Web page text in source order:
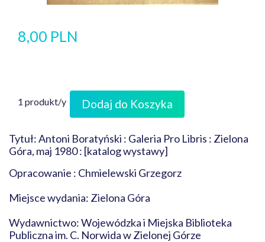
8,00 PLN
1 produkt/y Dodaj do Koszyka
Tytuł: Antoni Boratyński : Galeria Pro Libris : Zielona
Góra, maj 1980 : [katalog wystawy]
Opracowanie : Chmielewski Grzegorz
Miejsce wydania: Zielona Góra
Wydawnictwo: Wojewódzka i Miejska Biblioteka
Publiczna im. C. Norwida w Zielonej Górze